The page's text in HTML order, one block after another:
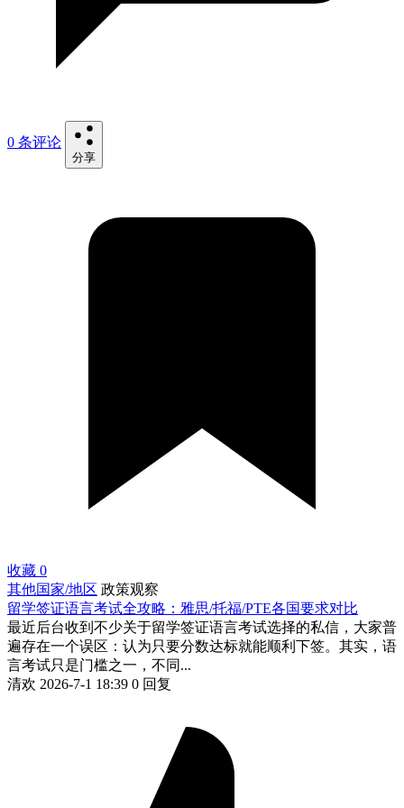
0 条评论
分享
收藏 0
其他国家/地区 政策观察
留学签证语言考试全攻略：雅思/托福/PTE各国要求对比
最近后台收到不少关于留学签证语言考试选择的私信，大家普
遍存在一个误区：认为只要分数达标就能顺利下签。其实，语
言考试只是门槛之一，不同...
清欢 2026-7-1 18:39 0 回复